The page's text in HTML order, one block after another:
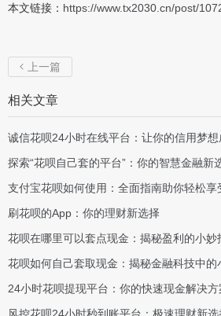
本文链接： https://www.tx2030.cn/post/
 上一篇
相关文章
诚信花呗24小时在线平台：让你的信用梦想
探索“花呗自己套的平台”：你的智慧金融新
支付宝花呗如何使用：全面指南助你轻松享
刷花呗的App：你的理财新选择
花呗在哪里可以套点现金：揭秘盈利的小妙
花呗如何自己套取现金：揭秘金融科技中的
24小时花呗提现平台：你的快速现金解决方
风控花呗24小时秒到账平台：极速理财新选